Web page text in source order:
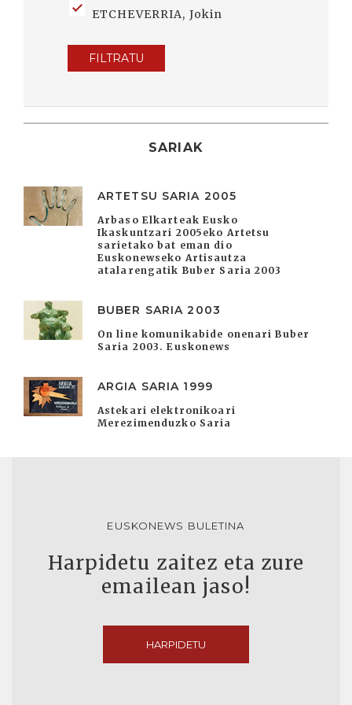
ETCHEVERRIA, Jokin
FILTRATU
SARIAK
ARTETSU SARIA 2005
Arbaso Elkarteak Eusko
Ikaskuntzari 2005eko Artetsu
sarietako bat eman dio
Euskonewseko Artisautza
atalarengatik Buber Saria 2003
BUBER SARIA 2003
On line komunikabide onenari Buber
Saria 2003. Euskonews
ARGIA SARIA 1999
Astekari elektronikoari
Merezimenduzko Saria
EUSKONEWS BULETINA
Harpidetu zaitez eta zure
emailean jaso!
HARPIDETU